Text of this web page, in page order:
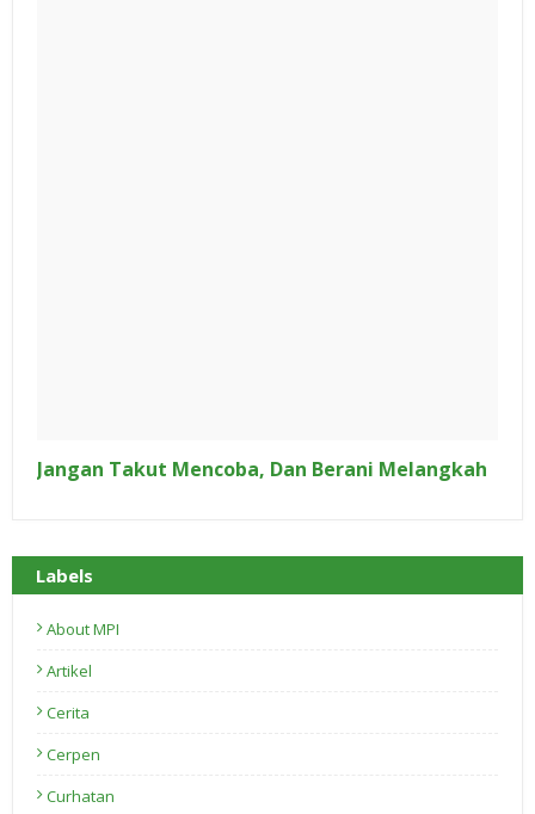
Jangan Takut Mencoba, Dan Berani Melangkah
Labels
About MPI
Artikel
Cerita
Cerpen
Curhatan